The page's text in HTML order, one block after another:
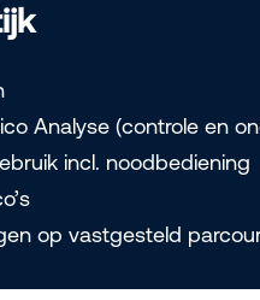
Analyse (controle en
incl. noodbediening
op vastgesteld